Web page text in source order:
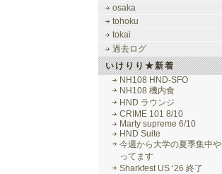
osaka
tohoku
tokai
過去ログ
いけりり★新着
NH108 HND-SFO
NH108 機内食
HND ラウンジ
CRIME 101 8/10
Marty supreme 6/10
HND Suite
今週から大学の夏季集中や
ってます
Sharkfest US ‘26 終了